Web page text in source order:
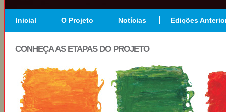
Inicial O Projeto Notícias Edições
CONHEÇA AS ETAPAS DO PROJETO